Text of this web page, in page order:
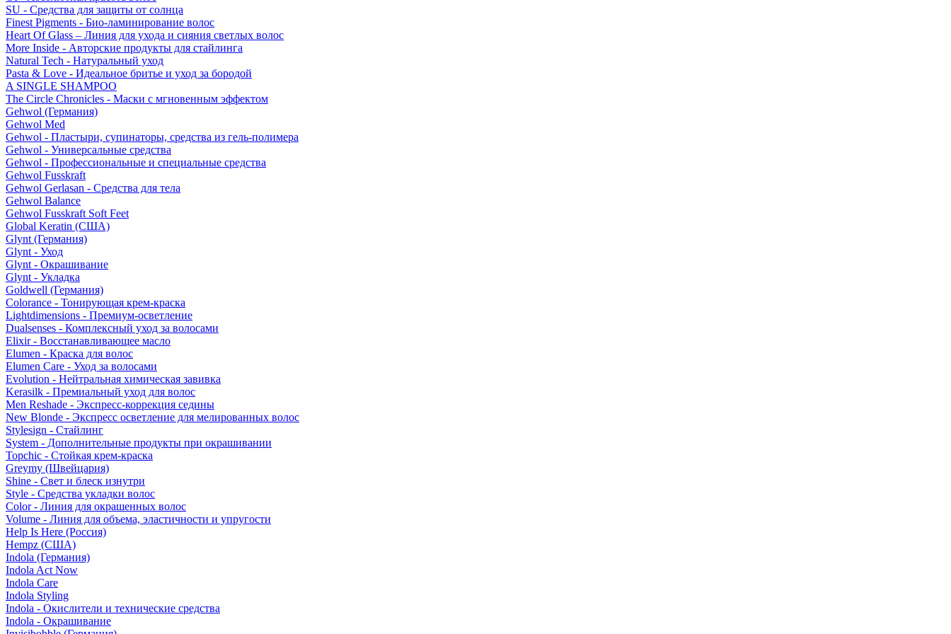
SU - Средства для защиты от солнца
Finest Pigments - Био-ламинирование волос
Heart Of Glass – Линия для ухода и сияния светлых волос
More Inside - Авторские продукты для стайлинга
Natural Tech - Натуральный уход
Pasta & Love - Идеальное бритье и уход за бородой
A SINGLE SHAMPOO
The Circle Chronicles - Маски с мгновенным эффектом
Gehwol (Германия)
Gehwol Med
Gehwol - Пластыри, супинаторы, средства из гель-полимера
Gehwol - Универсальные средства
Gehwol - Профессиональные и специальные средства
Gehwol Fusskraft
Gehwol Gerlasan - Средства для тела
Gehwol Balance
Gehwol Fusskraft Soft Feet
Global Keratin (США)
Glynt (Германия)
Glynt - Уход
Glynt - Окрашивание
Glynt - Укладка
Goldwell (Германия)
Colorance - Тонирующая крем-краска
Lightdimensions - Премиум-осветление
Dualsenses - Комплексный уход за волосами
Elixir - Восстанавливающее масло
Elumen - Краска для волос
Elumen Care - Уход за волосами
Evolution - Нейтральная химическая завивка
Kerasilk - Премиальный уход для волос
Men Reshade - Экспресс-коррекция седины
New Blonde - Экспресс осветление для мелированных волос
Stylesign - Стайлинг
System - Дополнительные продукты при окрашивании
Topchic - Стойкая крем-краска
Greymy (Швейцария)
Shine - Свет и блеск изнутри
Style - Средства укладки волос
Color - Линия для окрашенных волос
Volume - Линия для объема, эластичности и упругости
Help Is Here (Россия)
Hempz (США)
Indola (Германия)
Indola Act Now
Indola Care
Indola Styling
Indola - Окислители и технические средства
Indola - Окрашивание